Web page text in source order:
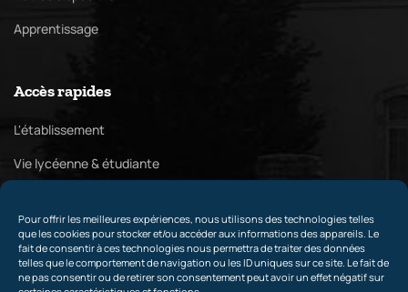
Pour offrir les meilleures expériences, nous utilisons des technologies telles
que les cookies pour stocker et/ou accéder aux informations des appareils. Le
fait de consentir à ces technologies nous permettra de traiter des données
telles que le comportement de navigation ou les ID uniques sur ce site. Le fait de
ne pas consentir ou de retirer son consentement peut avoir un effet négatif sur
Apprentissage
Accès rapides
L'établissement
Vie lycéenne & étudiante
Relations internationales & partenaires